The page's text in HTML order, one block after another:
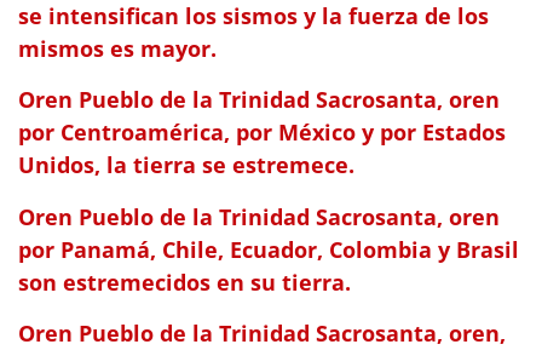
se intensifican los sismos y la fuerza de los
mismos es mayor.
Oren Pueblo de la Trinidad Sacrosanta, oren
por Centroamérica, por México y por Estados
Unidos, la tierra se estremece.
Oren Pueblo de la Trinidad Sacrosanta, oren
por Panamá, Chile, Ecuador, Colombia y Brasil
son estremecidos en su tierra.
Oren Pueblo de la Trinidad Sacrosanta, oren,